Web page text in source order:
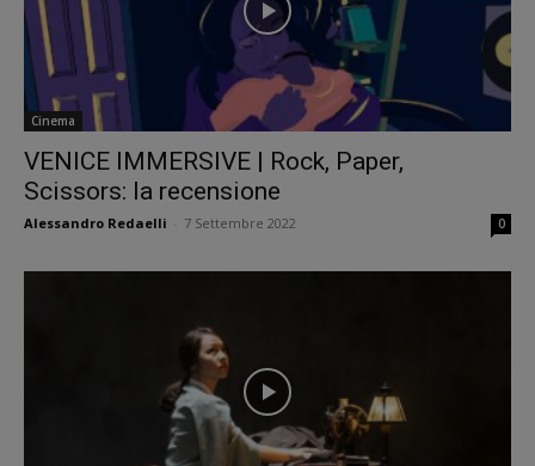
Cinema
VENICE IMMERSIVE | Rock, Paper,
Scissors: la recensione
Alessandro Redaelli 7 Settembre 2022 0